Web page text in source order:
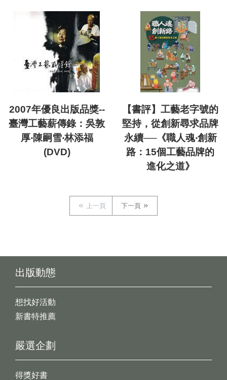
2007年優良出版品獎--
臺灣工藝薪傳錄：吳敦
厚‧陳嗣雪‧林添福
(DVD)
【書評】工藝老字號的
堅持，從創新尋求品牌
永續──《職人魂‧創新
路：15個工藝品牌的
進化之道》
上一頁 下一頁
出版動態
想找好活動
新書特推薦
嚴選企劃
得獎好書